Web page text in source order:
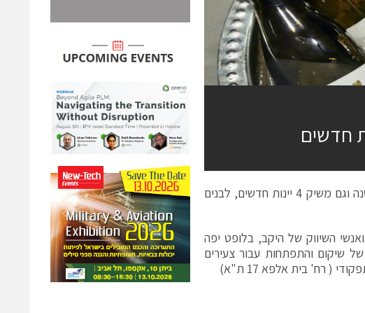
חדשים
יקב טפרברג, הממוקם סמוך לקיבוץ צרעה, ממשיך בחגיגות 150 שנה וגם משיק 4 יינות חדשים, לבנים
השיווק של היקב, בלופט יפה
שיקום והתפתחות עבור צעירים